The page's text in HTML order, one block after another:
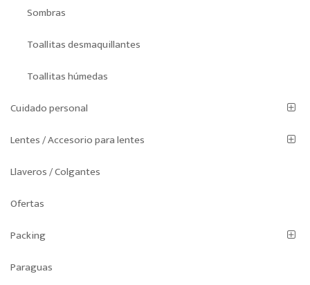
Sombras
Toallitas desmaquillantes
Toallitas húmedas
Cuidado personal
Lentes / Accesorio para lentes
Llaveros / Colgantes
Ofertas
Packing
Paraguas